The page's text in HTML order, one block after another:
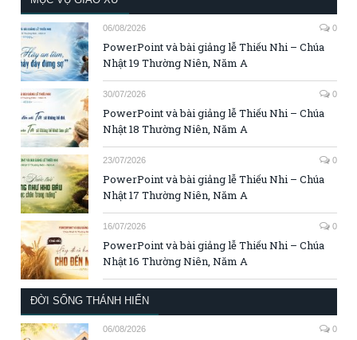
06/08/2026 0
PowerPoint và bài giảng lễ Thiếu Nhi – Chúa
Nhật 19 Thường Niên, Năm A
30/07/2026 0
PowerPoint và bài giảng lễ Thiếu Nhi – Chúa
Nhật 18 Thường Niên, Năm A
23/07/2026 0
PowerPoint và bài giảng lễ Thiếu Nhi – Chúa
Nhật 17 Thường Niên, Năm A
16/07/2026 0
PowerPoint và bài giảng lễ Thiếu Nhi – Chúa
Nhật 16 Thường Niên, Năm A
ĐỜI SỐNG THÁNH HIẾN
06/08/2026 0